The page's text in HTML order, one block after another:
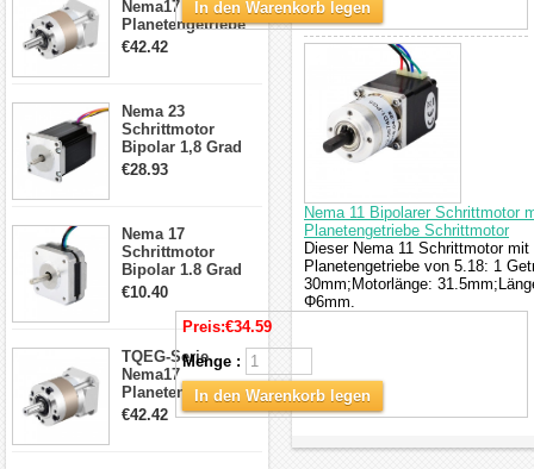
Nema17
Planetengetriebe
5:1 Spiel 15Arc-
€42.42
Nema 23
Schrittmotor
Bipolar 1,8 Grad
2,83Nm 4 A 2,26V
€28.93
Nema 17
Schrittmotor
Bipolar 1.8 Grad
8.7Ncm 1A 3.5V 4
Schrittmotor
€10.40
TQEG-Serie
Nema17
Planetengetriebe
10:1 Spiel 15Arc-
€42.42
In den Warenkorb legen
Nema 11 Bipolarer Schrittmotor
Planetengetriebe Schrittmotor
Dieser Nema 11 Schrittmotor
Planetengetriebe von 5.18: 1
30mm;Motorlänge:
Φ6mm.
Preis:€34.59
Menge :
In den Warenkorb legen